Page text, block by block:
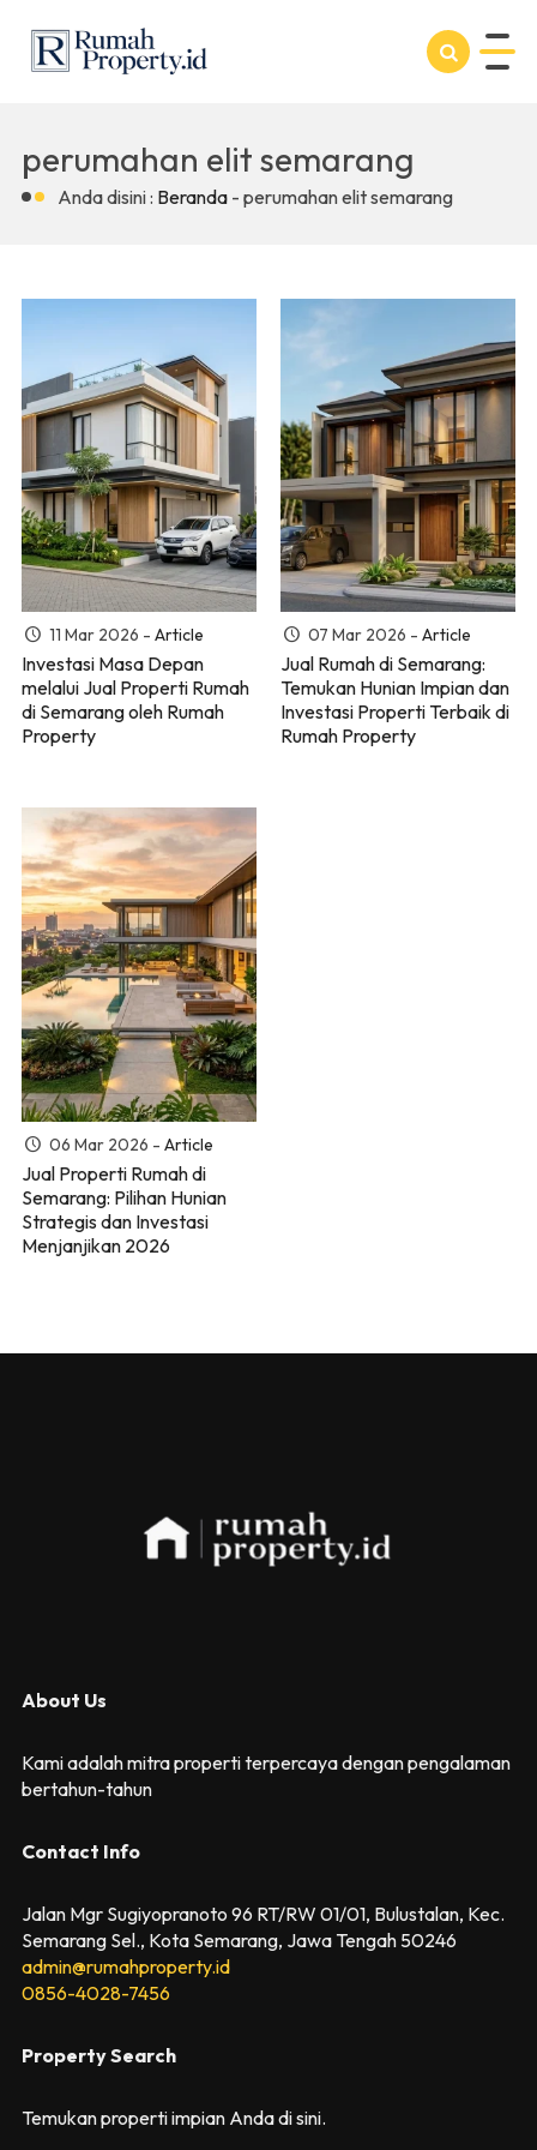
perumahan elit semarang
Anda disini : Beranda - perumahan elit semarang
11 Mar 2026 - Article
Investasi Masa Depan
melalui Jual Properti Rumah
di Semarang oleh Rumah
Property
07 Mar 2026 - Article
Jual Rumah di Semarang:
Temukan Hunian Impian dan
Investasi Properti Terbaik di
Rumah Property
06 Mar 2026 - Article
Jual Properti Rumah di
Semarang: Pilihan Hunian
Strategis dan Investasi
Menjanjikan 2026
About Us
Kami adalah mitra properti terpercaya dengan pengalaman
bertahun-tahun
Contact Info
Jalan Mgr Sugiyopranoto 96 RT/RW 01/01, Bulustalan, Kec.
Semarang Sel., Kota Semarang, Jawa Tengah 50246
admin@rumahproperty.id
0856-4028-7456
Property Search
Temukan properti impian Anda di sini.